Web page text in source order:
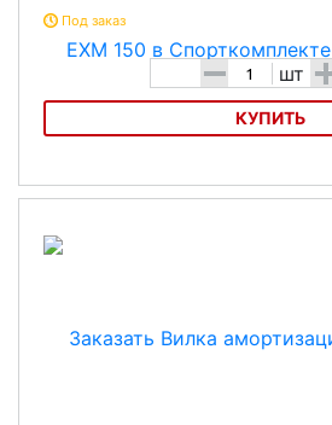
Под заказ
- шт +
КУПИТЬ
Вилка амортизационная DT SWISS EXM 150